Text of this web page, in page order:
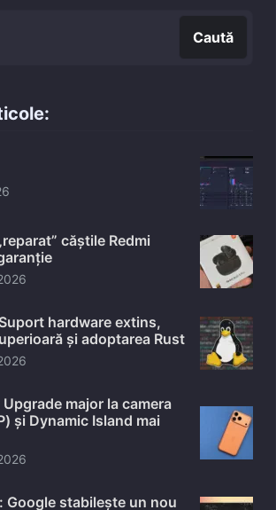
Caută
căștile Redmi
hardware extins,
și adoptarea Rust
Upgrade major la camera
și Dynamic Island mai
Google stabilește un nou